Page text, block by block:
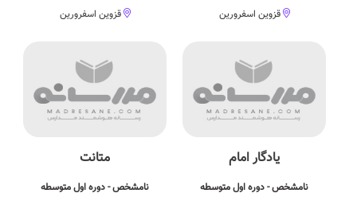
قزوین اسفرورین
قزوین اسفرورین
یادگار امام
نامشخص - دوره اول متوسطه
متانت
نامشخص - دوره اول متوسطه